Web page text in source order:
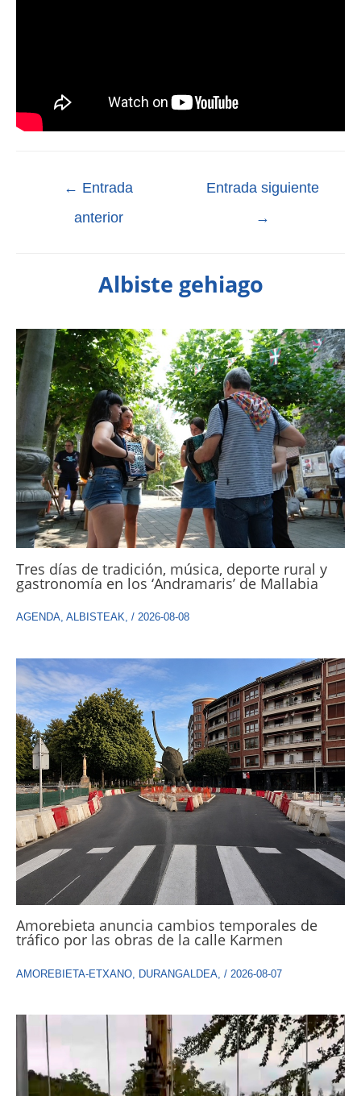
← Entrada
anterior
Entrada siguiente
→
Albiste gehiago
Tres días de tradición, música, deporte rural y
gastronomía en los ‘Andramaris’ de Mallabia
AGENDA, ALBISTEAK, / 2026-08-08
Amorebieta anuncia cambios temporales de
tráfico por las obras de la calle Karmen
AMOREBIETA-ETXANO DURANGALDEA / 2026-08-07